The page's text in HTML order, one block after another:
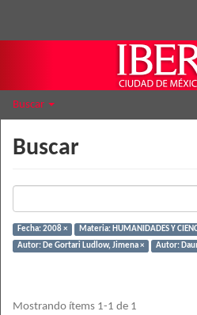
Buscar
Buscar
Fecha: 2008 ×
Materia: HUMANIDADES Y
Autor: De Gortari Ludlow, Jimena ×
Autor:
Mostrando ítems 1-1 de 1